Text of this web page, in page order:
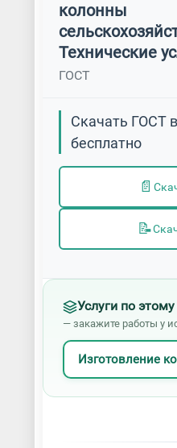
колонны
Технические
ГОСТ
Скачать ГОСТ
бесплатно
📄
📝
Услуги по
— закажите работы у
Изготовление